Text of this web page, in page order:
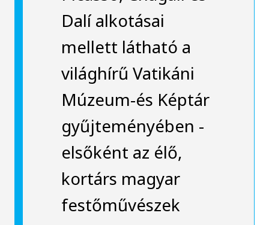
Dalí alkotásai
mellett látható a
világhírű Vatikáni
Múzeum-és Képtár
gyűjteményében -
elsőként az élő,
kortárs magyar
festőművészek